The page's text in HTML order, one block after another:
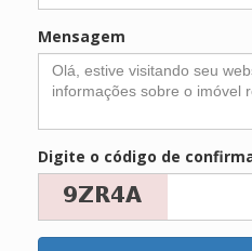
Mensagem
Digite o código de